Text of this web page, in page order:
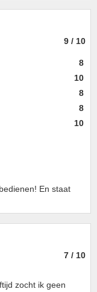
9 / 10
8
10
8
8
10
En staat
7 / 10
zocht ik geen